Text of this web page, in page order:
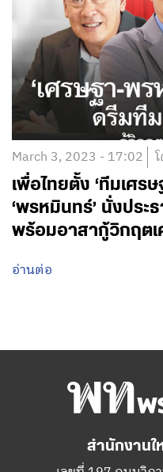
March 3, 2023 - 17:02
เพื่อไทยตั้ง ‘ทีมเศร
‘พรหมินทร์’ นั่งประ
พร้อมอาสากู้วิกฤตเ
อ่านต่อ
สำนักงานใ